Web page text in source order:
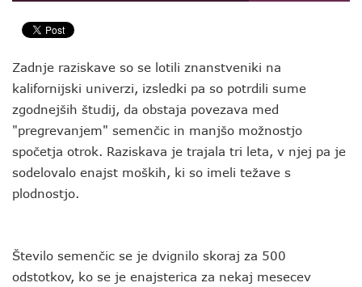
Zadnje raziskave so se lotili znanstveniki na
kalifornijski univerzi, izsledki pa so potrdili sume
zgodnejših študij, da obstaja povezava med
"pregrevanjem" semenčic in manjšo možnostjo
spočetja otrok. Raziskava je trajala tri leta, v njej pa je
sodelovalo enajst moških, ki so imeli težave s
plodnostjo.
Število semenčic se je dvignilo skoraj za 500
odstotkov, ko se je enajsterica za nekaj mesecev